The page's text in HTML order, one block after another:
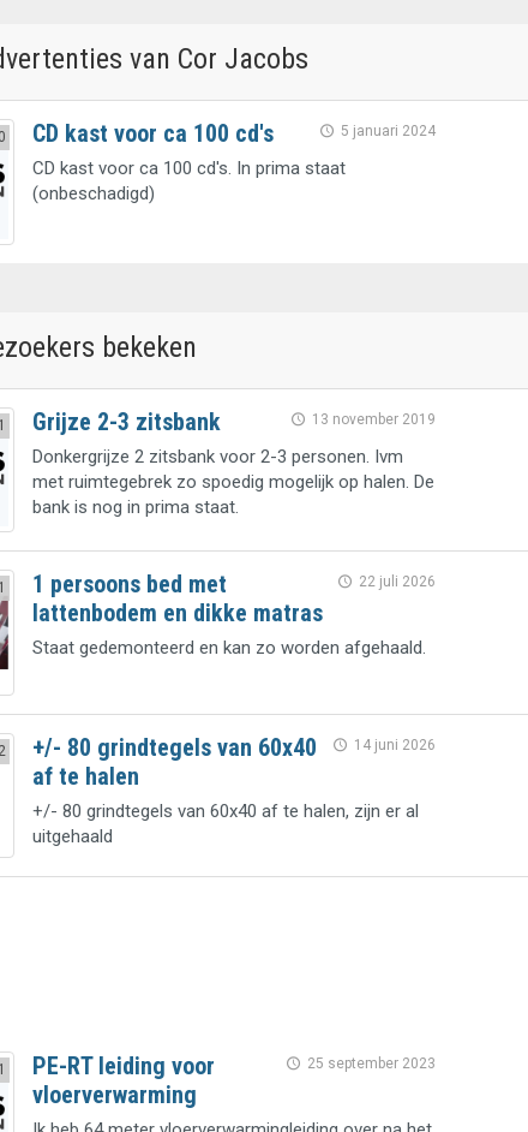
van Cor Jacobs
5 januari 2024
CD kast voor ca 100 cd's
CD kast voor ca 100 cd's. In prima staat
(onbeschadigd)
bekeken
13 november 2019
Grijze 2-3 zitsbank
Donkergrijze 2 zitsbank voor 2-3 personen. Ivm
met ruimtegebrek zo spoedig mogelijk op halen. De
bank is nog in prima staat.
22 juli 2026
1 persoons bed met
lattenbodem en dikke matras
Staat gedemonteerd en kan zo worden afgehaald.
14 juni 2026
+/- 80 grindtegels van 60x40
af te halen
+/- 80 grindtegels van 60x40 af te halen, zijn er al
uitgehaald
25 september 2023
PE-RT leiding voor
vloerverwarming